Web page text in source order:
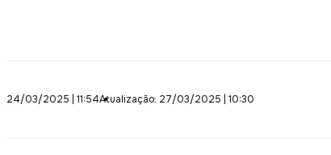
24/03/2025 | 11:54Atualização: 27/03/2025 | 10:30